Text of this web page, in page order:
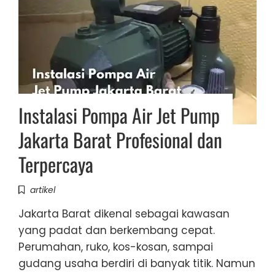
Instalasi Pompa Air Jet Pump
Jakarta Barat Profesional dan
Terpercaya
artikel
Jakarta Barat dikenal sebagai kawasan
yang padat dan berkembang cepat.
Perumahan, ruko, kos-kosan, sampai
gudang usaha berdiri di banyak titik. Namun